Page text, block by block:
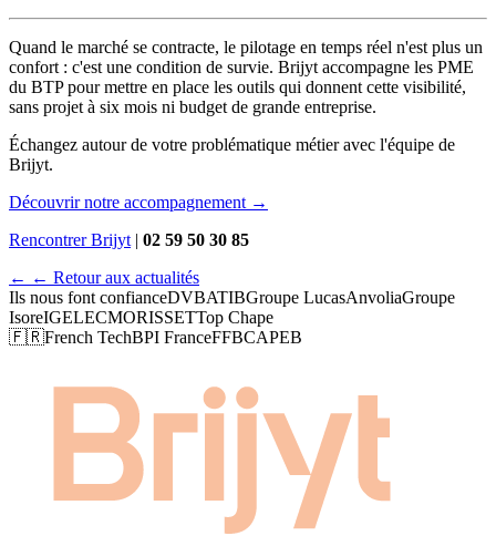
Quand le marché se contracte, le pilotage en temps réel n'est plus un
confort : c'est une condition de survie. Brijyt accompagne les PME
du BTP pour mettre en place les outils qui donnent cette visibilité,
sans projet à six mois ni budget de grande entreprise.
Échangez autour de votre problématique métier avec l'équipe de
Brijyt.
Découvrir notre accompagnement →
Rencontrer Brijyt | 02 59 50 30 85
← ← Retour aux actualités
Ils nous font confianceDVBATIBGroupe LucasAnvoliaGroupe
IsoreIGELECMORISSETTop Chape
🇫🇷French TechBPI FranceFFBCAPEB